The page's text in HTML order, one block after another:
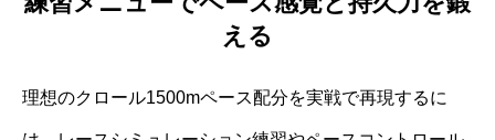
える
理想のクロール1500mペース配分を実戦で再現するに